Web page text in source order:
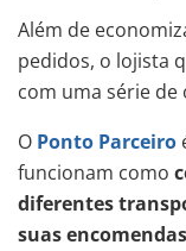
Além de
pedidos, o lojista
com uma série
O Ponto Parceiro
funcionam como
diferentes
suas